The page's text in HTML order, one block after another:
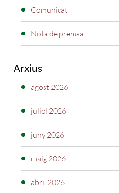
Comunicat
Nota de premsa
Arxius
agost 2026
juliol 2026
juny 2026
maig 2026
abril 2026